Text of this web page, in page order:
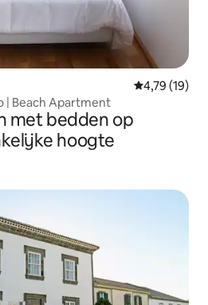
Gemiddelde
4,79 (19)
| Beach Apartment
met bedden op
hoogte